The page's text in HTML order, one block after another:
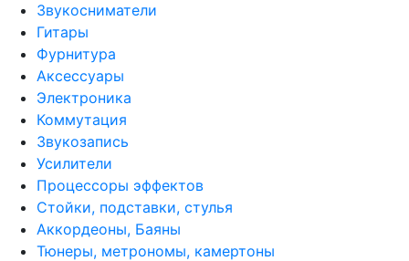
Звукосниматели
Гитары
Фурнитура
Аксессуары
Электроника
Коммутация
Звукозапись
Усилители
Процессоры эффектов
Стойки, подставки, стулья
Аккордеоны, Баяны
Тюнеры, метрономы, камертоны